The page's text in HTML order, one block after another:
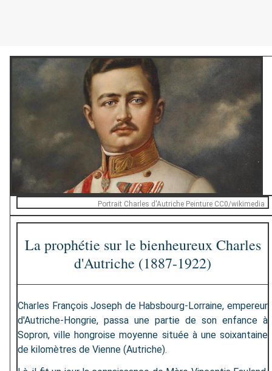
Portrait Charles d'Autriche Peinture CC0/wikimedia
La prophétie sur le bienheureux Charles
d'Autriche (1887-1922)
Charles François Joseph de Habsbourg-Lorraine, empereur
d'Autriche-Hongrie, passa une partie de son enfance à
Sopron, ville hongroise moyenne située à une soixantaine
de kilomètres de Vienne (Autriche).